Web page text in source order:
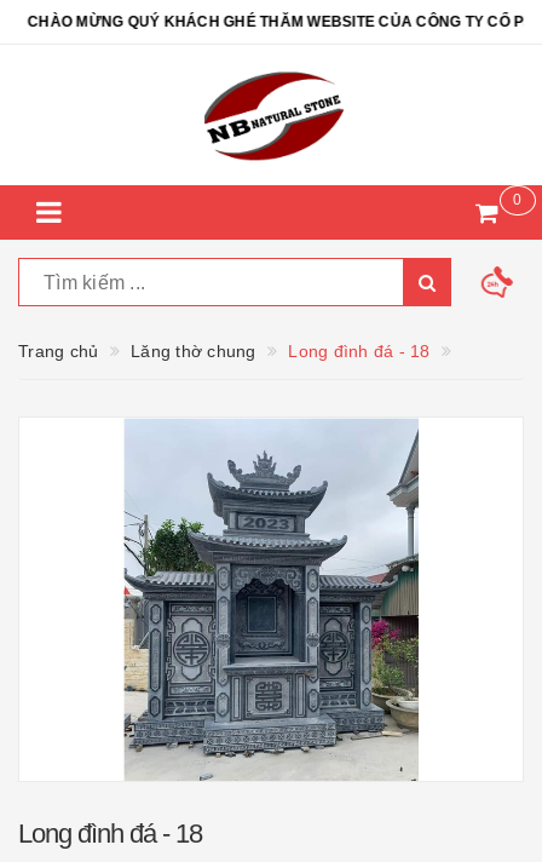
CHÀO MỪNG QUÝ KHÁCH GHÉ THĂM WEBSITE CỦA CÔNG TY CỔ
0
Trang chủ Lăng thờ chung Long đình đá - 18
Long đình đá - 18